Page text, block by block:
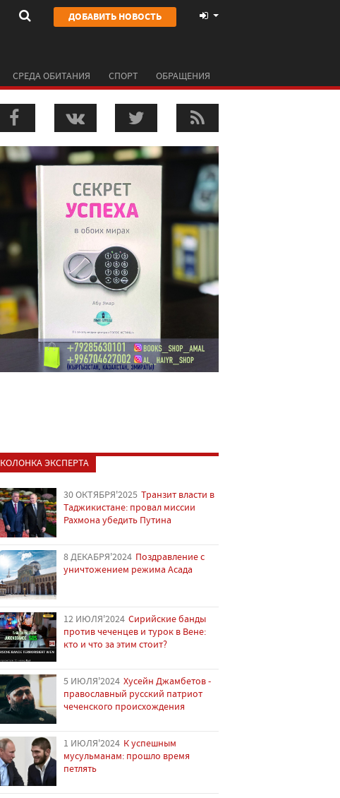
ДОБАВИТЬ НОВОСТЬ
СРЕДА ОБИТАНИЯ СПОРТ ОБРАЩЕНИЯ
КОЛОНКА ЭКСПЕРТА
30 ОКТЯБРЯ'2025 Транзит власти в
Таджикистане: провал миссии
Рахмона убедить Путина
8 ДЕКАБРЯ'2024 Поздравление с
уничтожением режима Асада
12 ИЮЛЯ'2024 Сирийские банды
против чеченцев и турок в Вене:
кто и что за этим стоит?
5 ИЮЛЯ'2024 Хусейн Джамбетов -
православный русский патриот
чеченского происхождения
1 ИЮЛЯ'2024 К успешным
мусульманам: прошло время
петлять